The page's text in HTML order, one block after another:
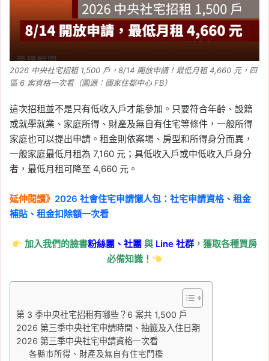
2026 中央社宅招租 1,500 戶，8/14 開放申請！最低月租 4,660 元，四
區 6 案資格一次看（圖源：國家住都中心 FB）
這次招租並不是只有低收入戶才能參加。只要符合年齡、設籍
或就學就業、家庭所得、財產及無自有住宅等條件，一般所得
家庭也可以提出申請。租金則依案場、房型和所得身分而異，
一般家庭最低月租為 7,160 元；具低收入戶或中低收入戶身分
者，最低月租可降至 4,660 元。
延伸閱讀》 2026 社會住宅申請懶人包：社宅申請資格、租金
補貼、租金扣除額一次看
加入我們的臉書粉絲團、社團與 Line社群 ，獲取各種買房
必備知識！
第 3 季中央社宅招租有哪些？6 案共 1,500 戶
2026 第三季中央社宅申請時間、抽籤及入住日期
2026 第三季中央社宅申請資格一次看
各縣市所得、財產及無自有住宅門檻